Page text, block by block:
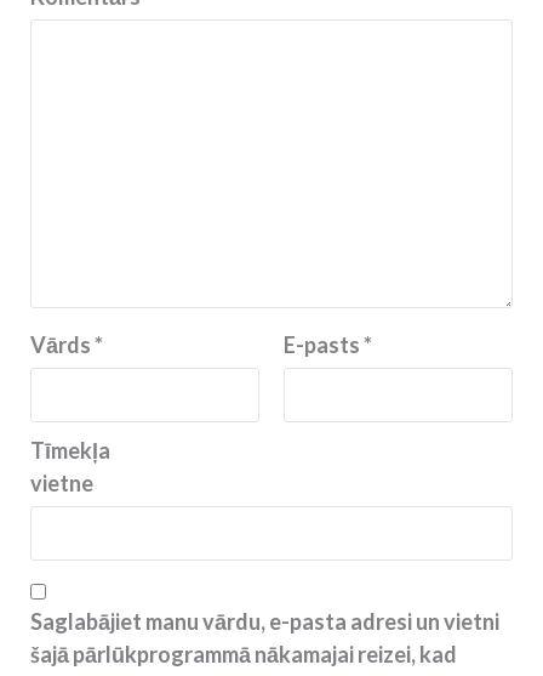
Vārds* E-pasts*
Tīmekļa
vietne
Saglabājiet manu vārdu, e-pasta adresi un vietni
šajā pārlūkprogrammā nākamajai reizei, kad